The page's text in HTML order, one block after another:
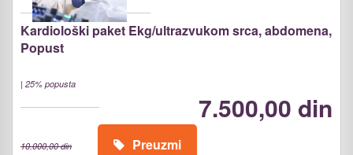
Kardiološki paket Ekg/ultrazvukom srca, abdomena,
Popust
| 25% popusta
7.500,00 din
10.000,00 din Preuzmi